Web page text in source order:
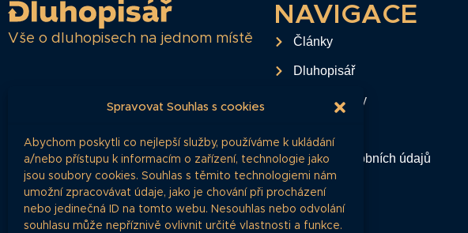
Spravovat Souhlas s cookies
Abychom poskytli co nejlepší služby, používáme k ukládání
a/nebo přístupu k informacím o zařízení, technologie jako
jsou soubory cookies. Souhlas s těmito technologiemi nám
umožní zpracovávat údaje, jako je chování při procházení
nebo jedinečná ID na tomto webu. Nesouhlas nebo odvolání
souhlasu může nepříznivě ovlivnit určité vlastnosti a funkce.
Vše o dluhopisech na jednom místě
NAVIGACE
Články
Dluhopisář
Časté dotazy
Ochrana osobních údajů
RSS Feed
Kontakt